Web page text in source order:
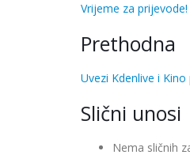
Vrijeme za prijevode!
Prethodna
Uvezi Kdenlive i
Slični unosi
Nema sličnih